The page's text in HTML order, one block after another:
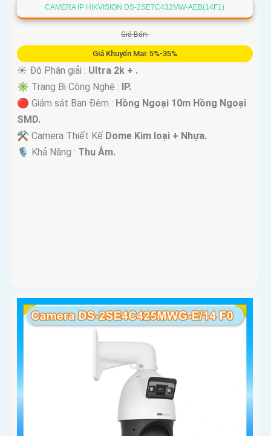
CAMERA IP HIKVISION DS-2SE7C432MW-AEB(14F1)
Giá Bán:
Giá Khuyến Mại: 5%-35%
☀️ Độ Phân giải : Ultra 2k + .
✳️ Trang Bị Công Nghệ : IP.
🔴 Giám sát Ban Đêm : Hồng Ngoại 10m Hồng Ngoại
SMD.
⚒ Camera Thiết Kế Dome Kim loại + Nhựa.
️🎙 Khả Năng : Thu Âm.